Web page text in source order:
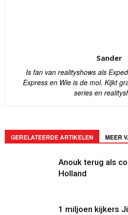
Sander
Is fan van realityshows als
Express en Wie is de mol. Kijkt
series en
GERELATEERDE ARTIKELEN MEER
Anouk terug als
Holland
1 miljoen kijkers